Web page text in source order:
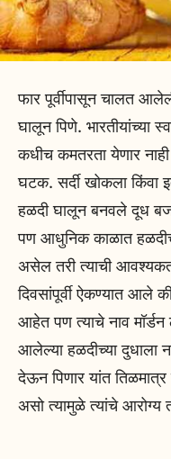
फार पूर्वीपासून चालत
घालून पिणे. भारतीयांच्या
कधीच कमतरता येणार
घटक. सर्दी खोकला किंवा
हळदी घालून बनवले दूध
पण आधुनिक काळात
असेल तरी त्याची
दिवसांपूर्वी ऐकण्यात आले
आहेत पण त्याचे नाव मॉर्डन
आलेल्या हळदीच्या दुधाला
देऊन पिणार यांत तिळमात्र
असो त्यामुळे त्यांचे